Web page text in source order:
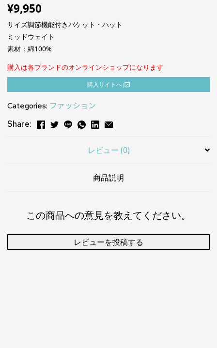
¥9,950
サイズ調節機能付きバケット・ハット
ミッドウェイト
素材：綿100%
購入は各ブランドのオンラインショップになります
購⼊サイトへ
Categories: ファッション
Share:
レビュー (0)
商品説明
この商品への意見を教えてください。
レビューを投稿する